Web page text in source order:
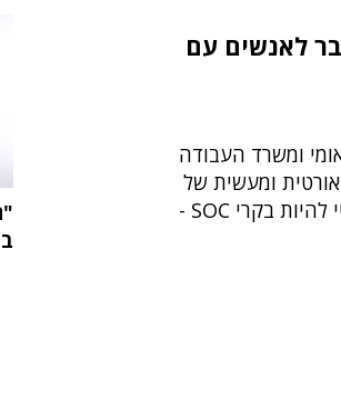
לאנשים עם
ומשרד העבודה
ומעשית של
16 תלמידים ותלמידות על הרצף האוטיסטי להיות בקרי SOC -